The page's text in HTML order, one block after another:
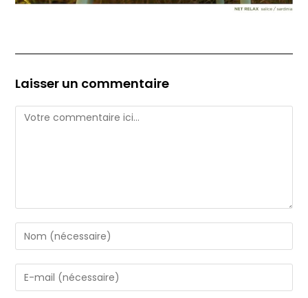
Laisser un commentaire
Comment
Enter
your
name
or
Enter
your